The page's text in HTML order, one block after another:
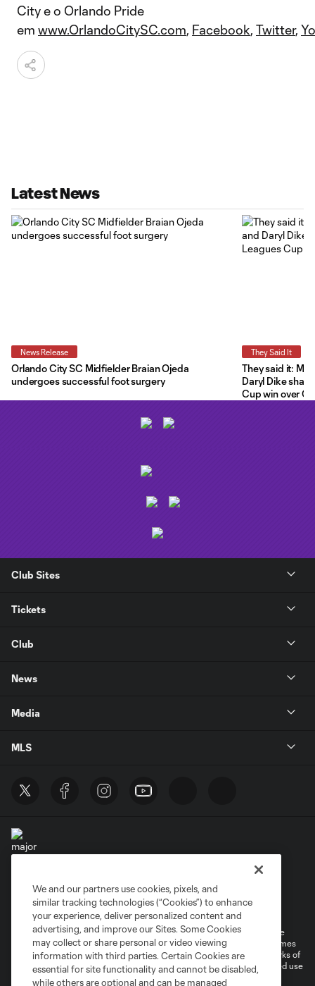
City e o Orlando Pride
em www.OrlandoCitySC.com, Facebook, Twitter,
Latest News
News Release
Orlando City SC Midfielder Braian Ojeda
undergoes successful foot surgery
They Said It
They said it:
Daryl Dike
Cup win over
Club Sites
Tickets
Club
News
Media
MLS
Privacy Policy
Do Not Sell or Share My Personal Information
©2026 MLS. The Major League Soccer and MLS name and shield are
registered trademarks of Major League Soccer, L.L.C. (“MLS”). The names
and logos of MLS teams are registered and/or common law trademarks of
MLS or are used with the permission of their owners. Any unauthorized use
We and our partners use cookies, pixels, and
similar tracking technologies (“Cookies”) to enhance
your experience, deliver personalized content and
advertising, and improve our Sites. Some Cookies
may collect or share personal or video viewing
information with third parties. Certain Cookies are
essential for site functionality and cannot be disabled,
while others are optional and can be managed